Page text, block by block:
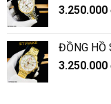
3.250.000
ĐỒNG HỒ
3.250.000